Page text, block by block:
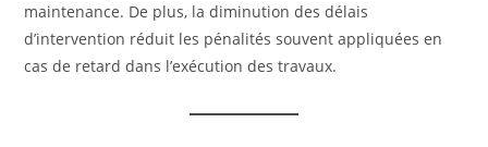
maintenance. De plus, la diminution des délais
d’intervention réduit les pénalités souvent appliquées en
cas de retard dans l’exécution des travaux.